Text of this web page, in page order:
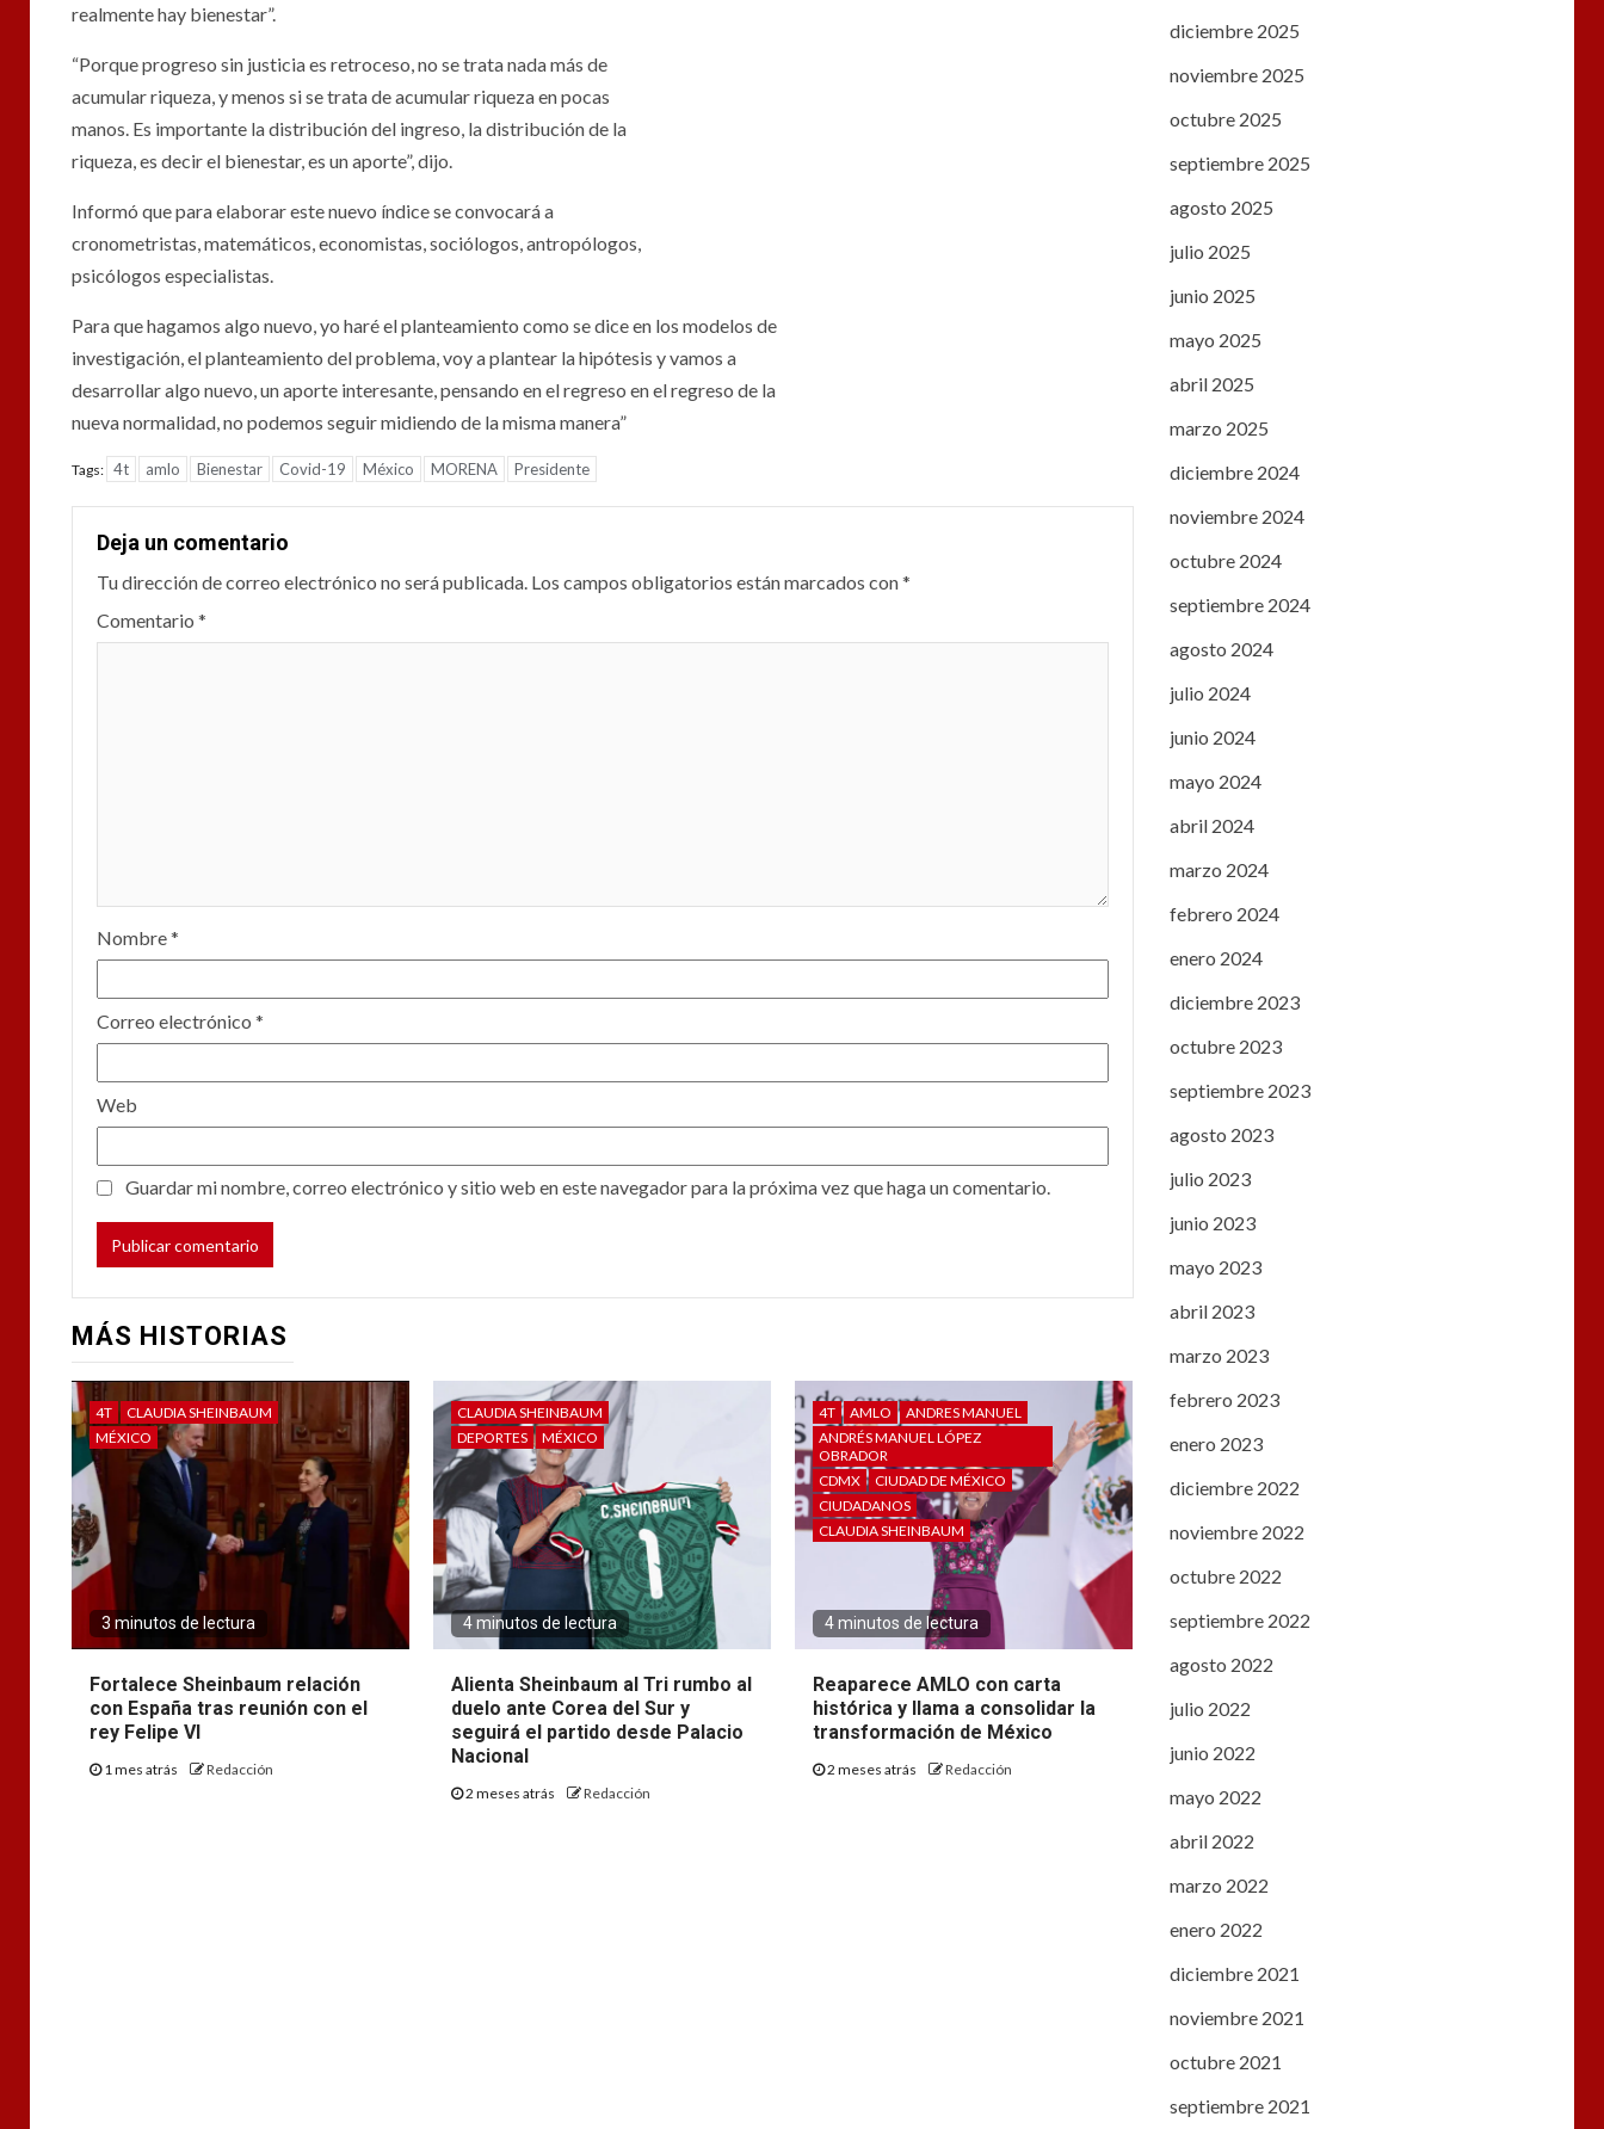
realmente hay bienestar”.
“Porque progreso sin justicia es retroceso, no se trata nada más de
acumular riqueza, y menos si se trata de acumular riqueza en pocas
manos. Es importante la distribución del ingreso, la distribución de la
riqueza, es decir el bienestar, es un aporte”, dijo.
Informó que para elaborar este nuevo índice se convocará a
cronometristas, matemáticos, economistas, sociólogos, antropólogos,
psicólogos especialistas.
Para que hagamos algo nuevo, yo haré el planteamiento como se dice en los modelos de
investigación, el planteamiento del problema, voy a plantear la hipótesis y vamos a
desarrollar algo nuevo, un aporte interesante, pensando en el regreso en el regreso de la
nueva normalidad, no podemos seguir midiendo de la misma manera”
Tags: 4t amlo Bienestar Covid-19 México MORENA Presidente
Deja un comentario
Tu dirección de correo electrónico no será publicada. Los campos obligatorios están marcados con*
Comentario *
Nombre*
Correo electrónico *
Web
Guardar mi nombre, correo electrónico y sitio web en este navegador para la próxima vez que haga un comentario.
MÁS HISTORIAS
4T
CLAUDIA SHEINBAUM
MÉXICO
3 minutos de lectura
Fortalece Sheinbaum relación
con España tras reunión con el
rey Felipe VI
1 mes atrás Redacción
CLAUDIA SHEINBAUM
DEPORTES
MÉXICO
4 minutos de lectura
Alienta Sheinbaum al Tri rumbo al
duelo ante Corea del Sur y
seguirá el partido desde Palacio
Nacional
2 meses atrás Redacción
4T AMLO
ANDRES MANUEL
ANDRÉS MANUEL LÓPEZ
OBRADOR
CDMX
CIUDAD DE MÉXICO
CIUDADANOS
CLAUDIA SHEINBAUM
4 minutos de lectura
Reaparece AMLO con carta
histórica y llama a consolidar la
transformación de México
2 meses atrás Redacción
diciembre 2025
noviembre 2025
octubre 2025
septiembre 2025
agosto 2025
julio 2025
junio 2025
mayo 2025
abril 2025
marzo 2025
diciembre 2024
noviembre 2024
octubre 2024
septiembre 2024
agosto 2024
julio 2024
junio 2024
mayo 2024
abril 2024
marzo 2024
febrero 2024
enero 2024
diciembre 2023
octubre 2023
septiembre 2023
agosto 2023
julio 2023
junio 2023
mayo 2023
abril 2023
marzo 2023
febrero 2023
enero 2023
diciembre 2022
noviembre 2022
octubre 2022
septiembre 2022
agosto 2022
julio 2022
junio 2022
mayo 2022
abril 2022
marzo 2022
enero 2022
diciembre 2021
noviembre 2021
octubre 2021
septiembre 2021